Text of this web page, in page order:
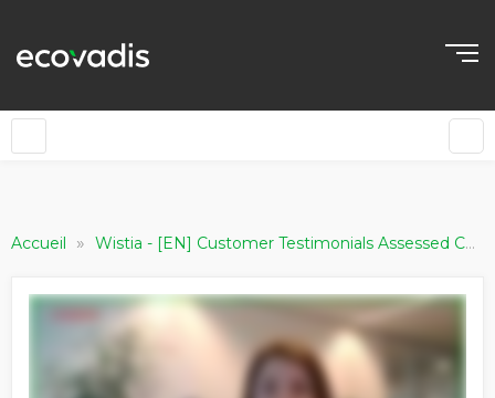
Accueil » Wistia - [EN] Customer Testimonials Assessed Companies